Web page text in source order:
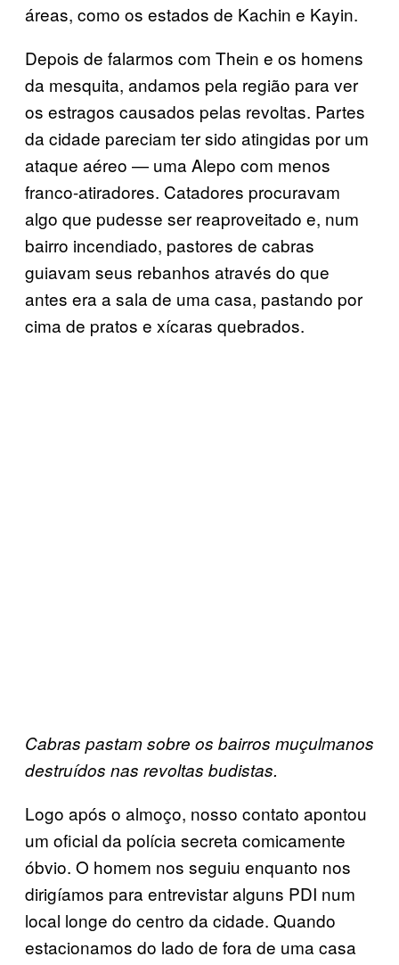
áreas, como os estados de Kachin e Kayin.
Depois de falarmos com Thein e os homens
da mesquita, andamos pela região para ver
os estragos causados pelas revoltas. Partes
da cidade pareciam ter sido atingidas por um
ataque aéreo — uma Alepo com menos
franco-atiradores. Catadores procuravam
algo que pudesse ser reaproveitado e, num
bairro incendiado, pastores de cabras
guiavam seus rebanhos através do que
antes era a sala de uma casa, pastando por
cima de pratos e xícaras quebrados.
Cabras pastam sobre os bairros muçulmanos
destruídos nas revoltas budistas.
Logo após o almoço, nosso contato apontou
um oficial da polícia secreta comicamente
óbvio. O homem nos seguiu enquanto nos
dirigíamos para entrevistar alguns PDI num
local longe do centro da cidade. Quando
estacionamos do lado de fora de uma casa